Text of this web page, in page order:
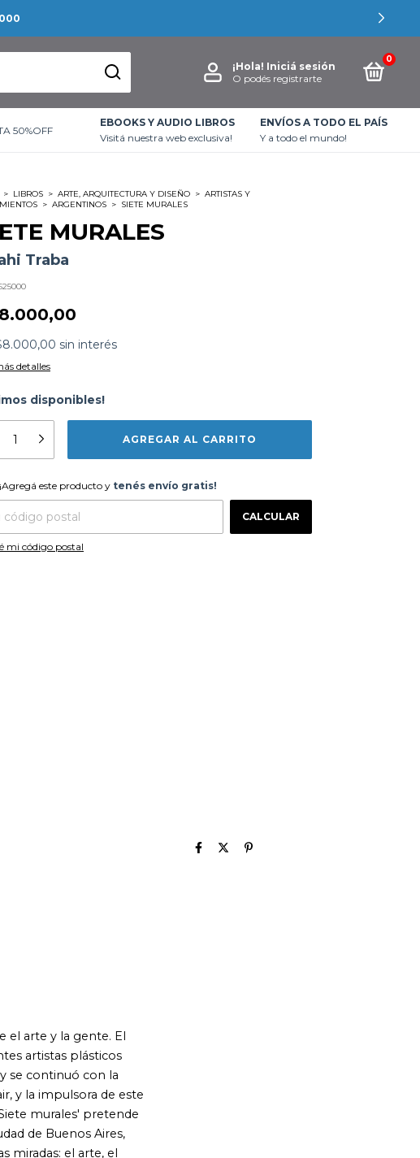
¡Hola! Iniciá sesión
O podés registrarte
0
50%OFF
EBOOKS Y AUDIO LIBROS
Visitá nuestra web exclusiva!
ENVÍOS A TODO EL PAÍS
Y a todo el mundo!
> LIBROS > ARTE, ARQUITECTURA Y DISEÑO > ARTISTAS Y
> ARGENTINOS > SIETE MURALES
MURALES
Traba
sin interés
detalles
disponibles!
este producto ytenés envío gratis!
CAMBIAR CP
¡Agregá este producto y tenés envío gratis!
CALCULAR
mi código postal